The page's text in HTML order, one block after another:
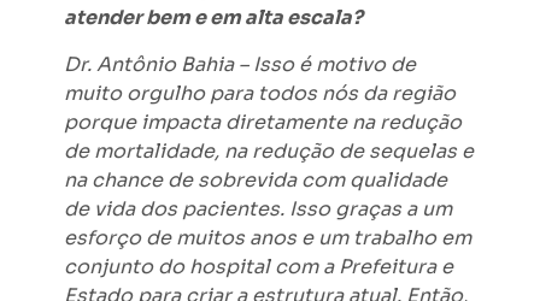
atender bem e em alta escala?
Dr. Antônio Bahia – Isso é motivo de
muito orgulho para todos nós da região
porque impacta diretamente na redução
de mortalidade, na redução de sequelas e
na chance de sobrevida com qualidade
de vida dos pacientes. Isso graças a um
esforço de muitos anos e um trabalho em
conjunto do hospital com a Prefeitura e
Estado para criar a estrutura atual. Então,